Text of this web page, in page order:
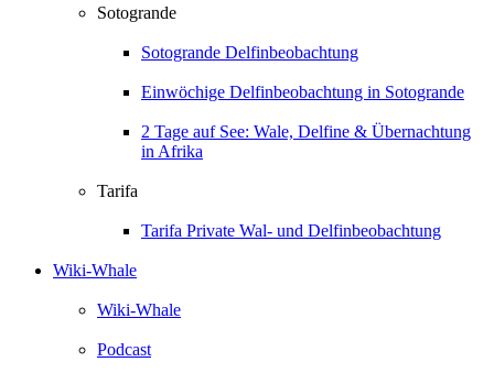
Sotogrande
Sotogrande Delfinbeobachtung
Einwöchige Delfinbeobachtung in Sotogrande
2 Tage auf See: Wale, Delfine & Übernachtung
in Afrika
Tarifa
Tarifa Private Wal- und Delfinbeobachtung
Wiki-Whale
Wiki-Whale
Podcast